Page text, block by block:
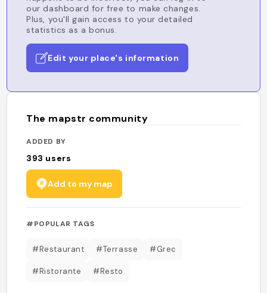
our dashboard for free to make changes.
Plus, you'll gain access to your detailed
statistics as a bonus.
Edit your place's information
The mapstr community
ADDED BY
393 users
Add to my map
#POPULAR TAGS
#Restaurant #Terrasse #Grec
#Ristorante #Resto